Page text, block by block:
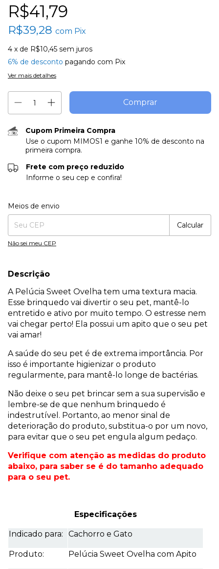
R$41,79
R$39,28 com Pix
4 x de R$10,45 sem juros
6% de desconto pagando com Pix
Ver mais detalhes
Cupom Primeira Compra
Use o cupom MIMOS1 e ganhe 10% de desconto na
primeira compra.
Frete com preço reduzido
Informe o seu cep e confira!
Entregas para o CEP:
Meios de envio
Calcular
Não sei meu CEP
Descrição
A Pelúcia Sweet Ovelha tem uma textura macia.
Esse brinquedo vai divertir o seu pet, mantê-lo
entretido e ativo por muito tempo. O estresse nem
vai chegar perto! Ela possui um apito que o seu pet
vai amar!
A saúde do seu pet é de extrema importância. Por
isso é importante higienizar o produto
regularmente, para mantê-lo longe de bactérias.
Não deixe o seu pet brincar sem a sua supervisão e
lembre-se de que nenhum brinquedo é
indestrutível. Portanto, ao menor sinal de
deterioração do produto, substitua-o por um novo,
para evitar que o seu pet engula algum pedaço.
Verifique com atenção as medidas do produto
abaixo, para saber se é do tamanho adequado
para o seu pet.
Especificações
Indicado para: Cachorro e Gato
Produto: Pelúcia Sweet Ovelha com Apito